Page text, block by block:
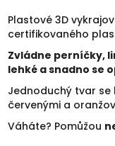
Plastové 3D
certifikovaného
Zvládne perníčky,
lehké a snadno se
Jednoduchý tvar
červenými a
Váháte? Pomůžou